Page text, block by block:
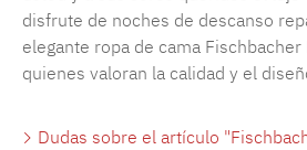
disfrute de noches de descanso
elegante ropa de cama
quienes valoran la calidad y el
Dudas sobre el artículo